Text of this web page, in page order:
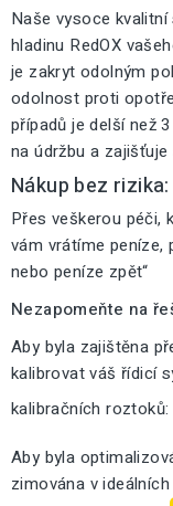
Naše vysoce
hladinu RedOX
je zakryt odolným
odolnost proti
případů je delší než
na údržbu a
Nákup bez rizika:
Přes veškerou péči,
vám vrátíme peníze,
nebo peníze zpět“
Nezapomeňte na
Aby byla zajištěna
kalibrovat váš řídicí
kalibračních roztoků:
Aby byla
zimována v